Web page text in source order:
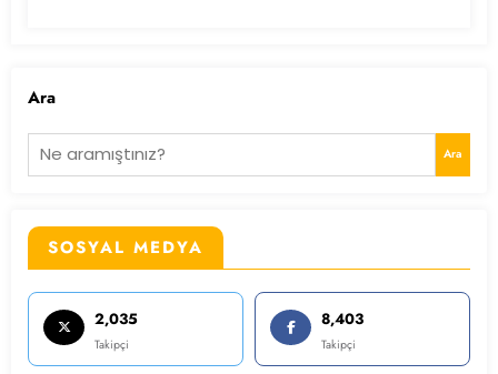
Ara
Ara
SOSYAL MEDYA
2,035
Takipçi
8,403
Takipçi